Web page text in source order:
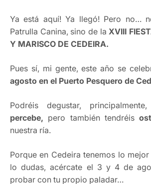
Ya está aquí! Ya llegó! Pero no…
Patrulla Canina, sino de laXVIII
Y MARISCO DE CEDEIRA.
Pues sí, mi gente, este año se
agosto en el Puerto Pesquero de
Podréis degustar,
percebe, pero también tendréis
nuestra ría.
Porque en Cedeira tenemos lo
lo dudas, acércate el 3 y 4 de
probar con tu propio paladar…